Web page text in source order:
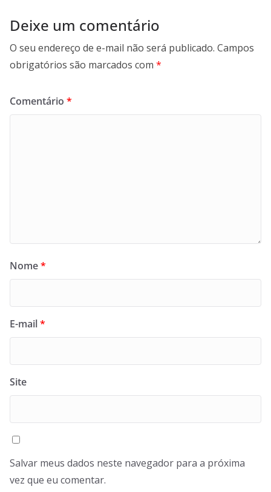
Deixe um comentário
O seu endereço de e-mail não será publicado. Campos
obrigatórios são marcados com *
Comentário *
Nome*
E-mail*
Site
Salvar meus dados neste navegador para a próxima
vez que eu comentar.